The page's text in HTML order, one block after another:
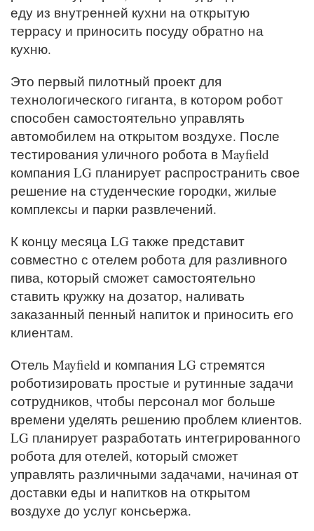
еду из внутренней кухни на открытую
террасу и приносить посуду обратно на
кухню.
Это первый пилотный проект для
технологического гиганта, в котором робот
способен самостоятельно управлять
автомобилем на открытом воздухе. После
тестирования уличного робота в Mayfield
компания LG планирует распространить свое
решение на студенческие городки, жилые
комплексы и парки развлечений.
К концу месяца LG также представит
совместно с отелем робота для разливного
пива, который сможет самостоятельно
ставить кружку на дозатор, наливать
заказанный пенный напиток и приносить его
клиентам.
Отель Mayfield и компания LG стремятся
роботизировать простые и рутинные задачи
сотрудников, чтобы персонал мог больше
времени уделять решению проблем клиентов.
LG планирует разработать интегрированного
робота для отелей, который сможет
управлять различными задачами, начиная от
доставки еды и напитков на открытом
воздухе до услуг консьержа.